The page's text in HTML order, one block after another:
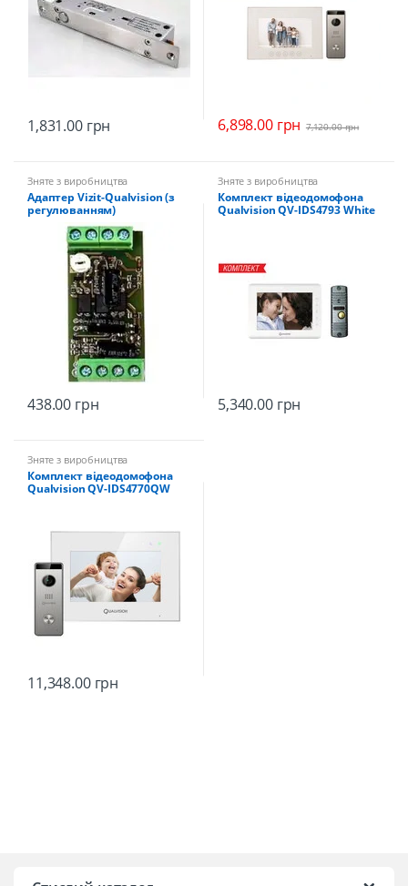
1,831.00грн 6,898.00грн 7,120.00грн
Зняте з виробництва
Адаптер Vizit-Qualvision (з
регулюванням)
438.00 грн
Зняте з виробництва
Комплект відеодомофона
Qualvision QV-IDS4793 White
5,340.00грн
Зняте з виробництва
Комплект відеодомофона
Qualvision QV-IDS4770QW
11,348.00грн